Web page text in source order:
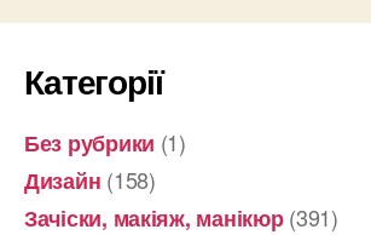
Категорії
Без рубрики (1)
Дизайн (158)
Зачіски, макіяж, манікюр(391)